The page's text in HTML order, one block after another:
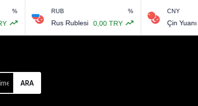
Rus Rublesi 0,00 TRY Çin Yuanı 0,00 TRY
ARA